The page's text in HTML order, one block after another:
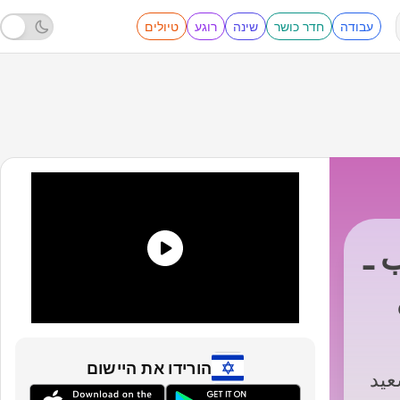
עבודה חדר כושר שינה רוגע טיולים
ـ
הורידו את היישום